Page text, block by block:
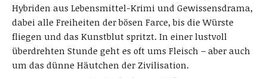
Hybriden aus Lebensmittel-Krimi und Gewissensdrama,
dabei alle Freiheiten der bösen Farce, bis die Würste
fliegen und das Kunstblut spritzt. In einer lustvoll
überdrehten Stunde geht es oft ums Fleisch – aber auch
um das dünne Häutchen der Zivilisation.